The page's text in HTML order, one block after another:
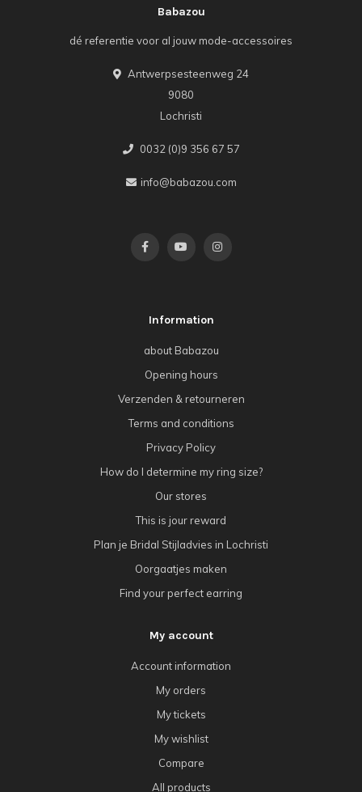
Babazou
dé referentie voor al jouw mode-accessoires
Antwerpsesteenweg 24
9080
Lochristi
0032 (0)9 356 67 57
info@babazou.com
Information
about Babazou
Opening hours
Verzenden & retourneren
Terms and conditions
Privacy Policy
How do I determine my ring size?
Our stores
This is jour reward
Plan je Bridal Stijladvies in Lochristi
Oorgaatjes maken
Find your perfect earring
My account
Account information
My orders
My tickets
My wishlist
Compare
All products